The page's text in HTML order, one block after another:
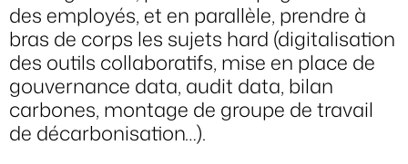
des employés, et en parallèle, prendre à
bras de corps les sujets hard (digitalisation
des outils collaboratifs, mise en place de
gouvernance data, audit data, bilan
carbones, montage de groupe de travail
de décarbonisation…).